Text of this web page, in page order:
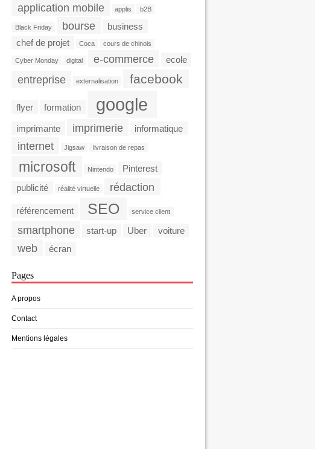
application mobile applis b2B
Black Friday bourse
business
chef de projet
Coca cours de chinois
Cyber Monday digital e-commerce ecole
entreprise externalisation facebook
flyer formation google
imprimante imprimerie informatique
internet Jigsaw livraison de repas
microsoft Nintendo
Pinterest
publicité
réalité virtuelle rédaction
référencement SEO service client
smartphone start-up Uber voiture
web écran
Pages
A propos
Contact
Mentions légales